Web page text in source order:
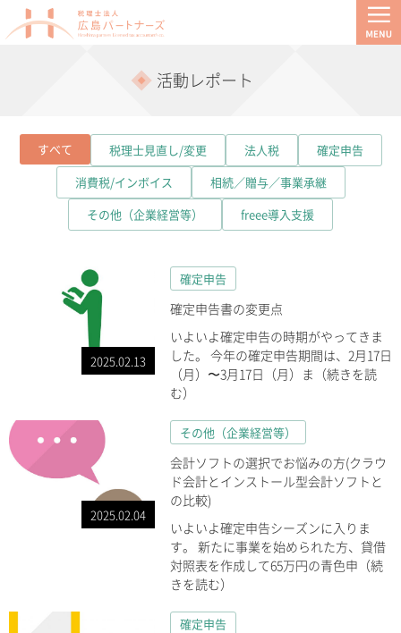
活動レポート
すべて 税理士見直し/変更 法人税
確定申告
消費税/インボイス
相続／贈与／事業承継
その他（企業経営等）
freee導入支援
2025.02.13
確定申告
確定申告書の変更点
いよいよ確定申告の時期がやってきま
した。 今年の確定申告期間は、2月17日
（月）〜3月17日（月）ま（続きを読
む）
2025.02.04
その他（企業経営等）
会計ソフトの選択でお悩みの方(クラウ
ド会計とインストール型会計ソフトと
の比較)
いよいよ確定申告シーズンに入りま
す。 新たに事業を始められた方、貸借
対照表を作成して65万円の青色申（続
きを読む）
確定申告